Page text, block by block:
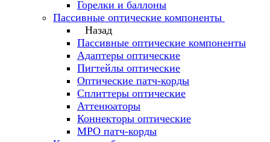
Горелки и баллоны
Пассивные оптические компоненты
Назад
Пассивные оптические компоненты
Адаптеры оптические
Пигтейлы оптические
Оптические патч-корды
Сплиттеры оптические
Аттенюаторы
Коннекторы оптические
MPO патч-корды